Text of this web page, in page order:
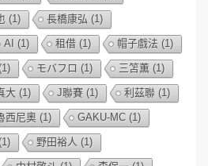
(1) 長橋康弘 (1)
AI (1) 租借 (1) 帽子戲法 (1)
モバフロ (1) 三笘薫 (1)
大 (1) J聯賽 (1) 利茲聯 (1)
西尼奧 (1) GAKU-MC (1)
野田裕人 (1)